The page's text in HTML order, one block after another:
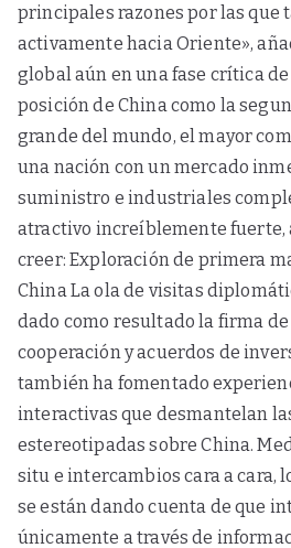
principales razones por las que
activamente hacia Oriente»,
global aún en una fase crítica
posición de China como la
grande del mundo, el mayor
una nación con un mercado
suministro e industriales
atractivo increíblemente fuerte,
creer: Exploración de primera
China La ola de visitas
dado como resultado la firma
cooperación y acuerdos de
también ha fomentado
interactivas que desmantelan
estereotipadas sobre China.
situ e intercambios cara a cara,
se están dando cuenta de que
únicamente a través de